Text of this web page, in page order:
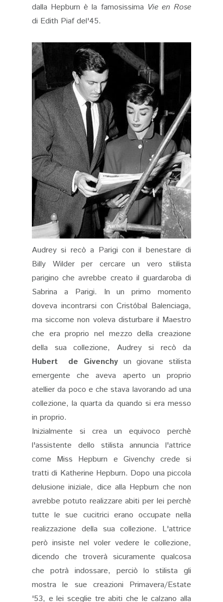
dalla Hepburn è la famosissima Vie en Rose
di Edith Piaf del'45.
Audrey si recò a Parigi con il benestare di
Billy Wilder per cercare un vero stilista
parigino che avrebbe creato il guardaroba di
Sabrina a Parigi. In un primo momento
doveva incontrarsi con Cristóbal Balenciaga,
ma siccome non voleva disturbare il Maestro
che era proprio nel mezzo della creazione
della sua collezione, Audrey si recò da
Hubert de Givenchy un giovane stilista
emergente che aveva aperto un proprio
atellier da poco e che stava lavorando ad una
collezione, la quarta da quando si era messo
in proprio.
Inizialmente si crea un equivoco perchè
l'assistente dello stilista annuncia l'attrice
come Miss Hepburn e Givenchy crede si
tratti di Katherine Hepburn. Dopo una piccola
delusione iniziale, dice alla Hepburn che non
avrebbe potuto realizzare abiti per lei perchè
tutte le sue cucitrici erano occupate nella
realizzazione della sua collezione. L'attrice
però insiste nel voler vedere le collezione,
dicendo che troverà sicuramente qualcosa
che potrà indossare, perciò lo stilista gli
mostra le sue creazioni Primavera/Estate
'53, e lei sceglie tre abiti che le calzano alla